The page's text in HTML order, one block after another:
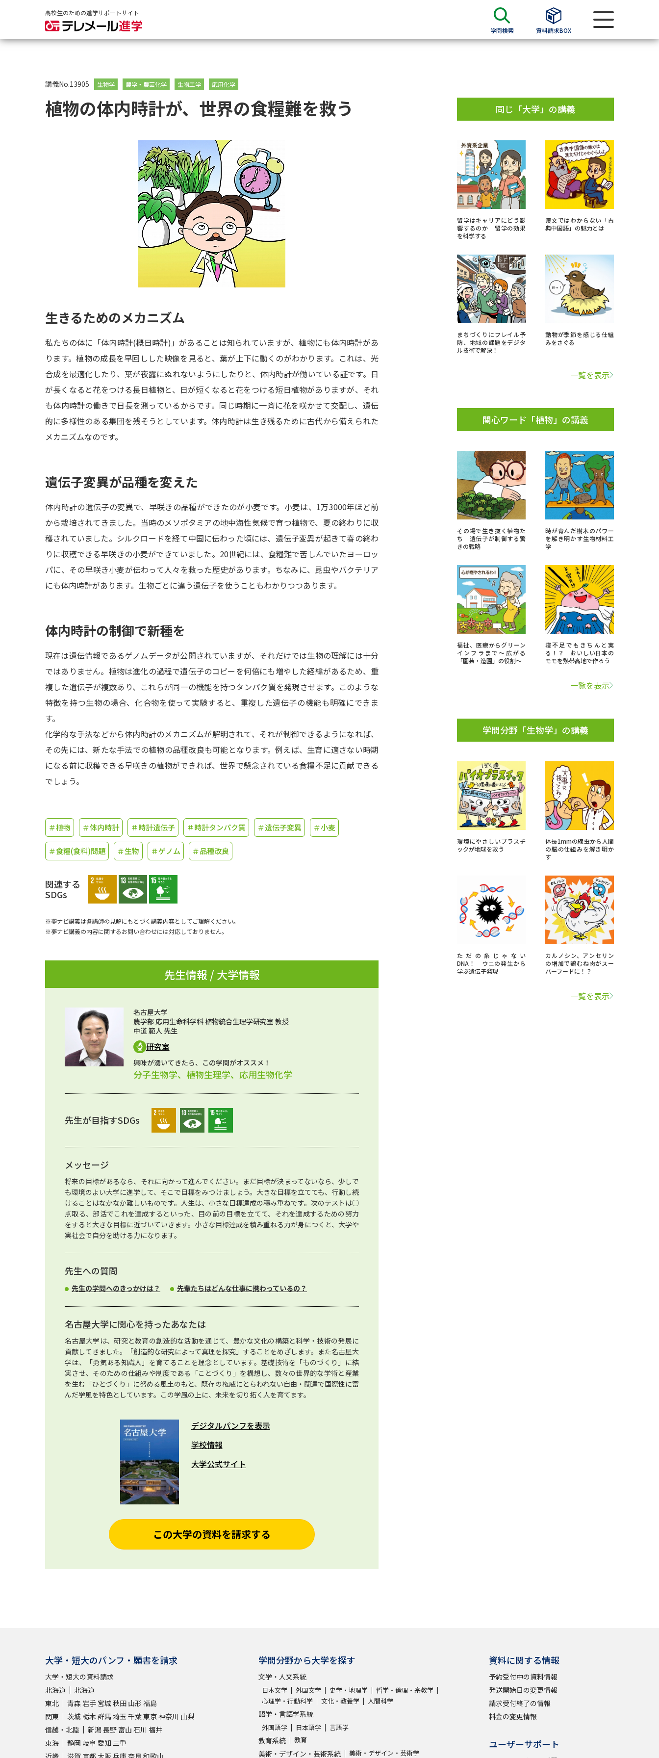
高校生のための進学サポートサイト
学問検索 資料請求BOX
大学・短大の資料種類から請求
大学パンフ
過去問題集
留学・進学関連、塾・予備校
大学入学共通テスト「受験上の配慮案内」の請求
高等学校卒業程度認定試験
小学校教員資格認定試験
大学検索
大学で学べる内容や特徴を調べる
新増設大学・学部・学科特集
新学年スタート号特集ページ（高3生用）
オープンキャンパス検索
実施プログラムから探す
来場型・Web型イベント特集
受験準備 資料検索
先輩が入学を決めた理由
新生活お役立ちガイド
学問発見
学問のミニ講義「夢ナビ講義」 学問分野解説 学問の教科書 夢ナビライブ
Ｑ＆Ａ よくあるご質問
このサイトについて
資料の料金の
受付内容・発送状況の確認 テレメール
お支払いサイト
お問合せ先 テレメール進学カタログ訂正のご案内
講義No.13905 生物学 農学・農芸化学 生物工学 応用化学
植物の体内時計が、世界の食糧難を救う
生きるためのメカニズム
私たちの体に「体内時計(概日時計)」があることは知られていますが、植物にも体内時計があ
ります。植物の成長を早回しした映像を見ると、葉が上下に動くのがわかります。これは、光
合成を最適化したり、葉が夜露にぬれないようにしたりと、体内時計が働いている証です。日
が長くなると花をつける長日植物と、日が短くなると花をつける短日植物がありますが、それ
も体内時計の働きで日長を測っているからです。同じ時期に一斉に花を咲かせて交配し、遺伝
的に多様性のある集団を残そうとしています。体内時計は生き残るために古代から備えられた
メカニズムなのです。
遺伝子変異が品種を変えた
体内時計の遺伝子の変異で、早咲きの品種ができたのが小麦です。小麦は、1万3000年ほど前
から栽培されてきました。当時のメソポタミアの地中海性気候で育つ植物で、夏の終わりに収
穫されていました。シルクロードを経て中国に伝わった頃には、遺伝子変異が起きて春の終わ
りに収穫できる早咲きの小麦ができていました。20世紀には、食糧難で苦しんでいたヨーロッ
パに、その早咲き小麦が伝わって人々を救った歴史があります。ちなみに、昆虫やバクテリア
にも体内時計があります。生物ごとに違う遺伝子を使うこともわかりつつあります。
体内時計の制御で新種を
現在は遺伝情報であるゲノムデータが公開されていますが、それだけでは生物の理解には十分
ではありません。植物は進化の過程で遺伝子のコピーを何倍にも増やした経緯があるため、重
複した遺伝子が複数あり、これらが同一の機能を持つタンパク質を発現させます。このような
特徴を持つ生物の場合、化合物を使って実験すると、重複した遺伝子の機能も明確にできま
す。
化学的な手法などから体内時計のメカニズムが解明されて、それが制御できるようになれば、
その先には、新たな手法での植物の品種改良も可能となります。例えば、生育に適さない時期
になる前に収穫できる早咲きの植物ができれば、世界で懸念されている食糧不足に貢献できる
でしょう。
＃植物 ＃体内時計 ＃時計遺伝子 ＃時計タンパク質 ＃遺伝子変異 ＃小麦
＃食糧(食料)問題 ＃生物 ＃ゲノム ＃品種改良
関連する
SDGs
※夢ナビ講義は各講師の見解にもとづく講義内容としてご理解ください。
※夢ナビ講義の内容に関するお問い合わせには対応しておりません。
先生情報 / 大学情報
名古屋大学
農学部 応用生命科学科 植物統合生理学研究室 教授
中道 範人 先生
研究室
興味が湧いてきたら、この学問がオススメ！
分子生物学、植物生理学、応用生物化学
先生が目指すSDGs
メッセージ
将来の目標があるなら、それに向かって進んでください。まだ目標が決まってないなら、少しで
も環境のよい大学に進学して、そこで目標をみつけましょう。大きな目標を立てても、行動し続
けることはなかなか難しいものです。人生は、小さな目標達成の積み重ねです。次のテストは◯
点取る、部活でこれを達成するといった、目の前の目標を立てて、それを達成するための努力
をすると大きな目標に近づいていきます。小さな目標達成を積み重ねる力が身につくと、大学や
実社会で自分を助ける力になります。
先生への質問
先生の学問へのきっかけは？ 先輩たちはどんな仕事に携わっているの？
名古屋大学に関心を持ったあなたは
名古屋大学は、研究と教育の創造的な活動を通じて、豊かな文化の構築と科学・技術の発展に
貢献してきました。「創造的な研究によって真理を探究」することをめざします。また名古屋大
学は、「勇気ある知識人」を育てることを理念としています。基礎技術を「ものづくり」に結
実させ、そのための仕組みや制度である「ことづくり」を構想し、数々の世界的な学術と産業
を生む「ひとづくり」に努める風土のもと、既存の権威にとらわれない自由・闊達で国際性に富
んだ学風を特色としています。この学風の上に、未来を切り拓く人を育てます。
デジタルパンフを表示
学校情報
大学公式サイト
この大学の資料を請求する
同じ「大学」の講義
留学はキャリアにどう影
響するのか 留学の効果
を科学する
漢文ではわからない「古
典中国語」の魅力とは
まちづくりにフレイル予
防、地域の課題をデジタ
ル技術で解決！
動物が季節を感じる仕組
みをさぐる
一覧を表示
関心ワード「植物」の講義
その場で生き抜く植物た
ち 遺伝子が制御する驚
きの戦略
時が育んだ樹木のパワー
を解き明かす生物材料工
学
福祉、医療からグリーン
インフラまで～広がる
「園芸・造園」の役割～
寝不足でもきちんと実
る！？ おいしい日本の
モモを熱帯高地で作ろう
一覧を表示
学問分野「生物学」の講義
環境にやさしいプラスチ
ックが地球を救う
体長1mmの線虫から人間
の脳の仕組みを解き明か
す
ただの糸じゃない
DNA！ ウニの発生から
学ぶ遺伝子発現
カルノシン、アンセリン
の増加で鶏むね肉がスー
パーフードに！？
一覧を表示
大学・短大のパンフ・願書を請求
大学・短大の資料請求
北海道
北海道
東北
青森 岩手 宮城 秋田 山形 福島
関東
茨城 栃木 群馬埼玉 千葉東京神奈川 山梨
信越・北陸
新潟長野 富山 石川 福井
東海
静岡 岐阜 愛知 三重
近畿
滋賀 京都 大阪兵庫奈良 和歌山
学問分野から大学を探す
文学・人文系統
日本文学 外国文学 史学・地理学
哲学・倫理・宗教学
心理学・行動科学
文化・教養学 人間科学
語学・言語学系統
外国語学 日本語学 言語学
教育系統 教育
美術・デザイン・芸術系統 美術・デザイン・芸術学
資料に関する情報
予約受付中の資料情報
発送開始日の変更情報
請求受付終了の情報
料金の変更情報
ユーザーサポート